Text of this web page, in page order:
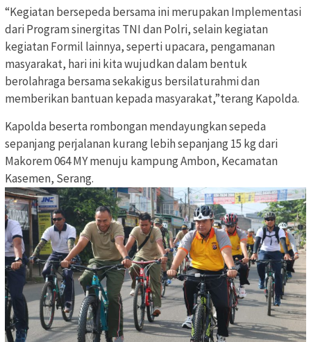
“Kegiatan bersepeda bersama ini merupakan Implementasi
dari Program sinergitas TNI dan Polri, selain kegiatan
kegiatan Formil lainnya, seperti upacara, pengamanan
masyarakat, hari ini kita wujudkan dalam bentuk
berolahraga bersama sekakigus bersilaturahmi dan
memberikan bantuan kepada masyarakat,”terang Kapolda.
Kapolda beserta rombongan mendayungkan sepeda
sepanjang perjalanan kurang lebih sepanjang 15 kg dari
Makorem 064 MY menuju kampung Ambon, Kecamatan
Kasemen, Serang.